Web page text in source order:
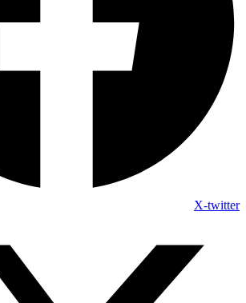
X-twitter